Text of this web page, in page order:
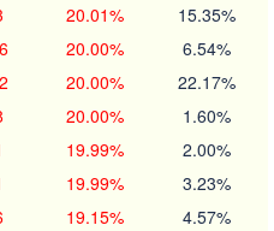
20.01% 15.35%
20.00% 6.54%
20.00% 22.17%
20.00% 1.60%
19.99% 2.00%
19.99% 3.23%
19.15% 4.57%